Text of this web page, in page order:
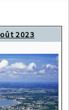
2023